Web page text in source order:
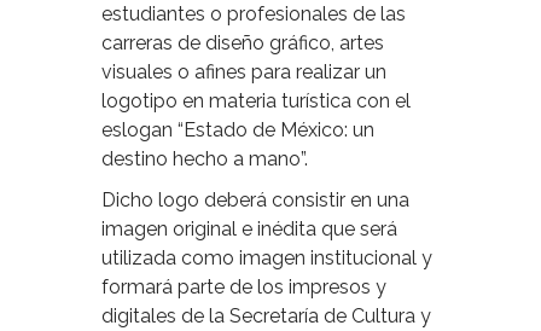
estudiantes o profesionales de las
carreras de diseño gráfico, artes
visuales o afines para realizar un
logotipo en materia turística con el
eslogan “Estado de México: un
destino hecho a mano”.
Dicho logo deberá consistir en una
imagen original e inédita que será
utilizada como imagen institucional y
formará parte de los impresos y
digitales de la Secretaría de Cultura y